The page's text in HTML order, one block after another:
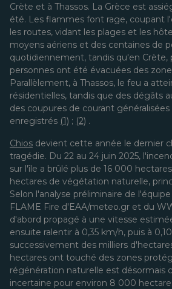
Crète et à Thassos. La Grèce est
été. Les flammes font rage, coupant
les routes, vidant les plages et les
moyens aériens et des centaines de
quotidiennement, tandis qu'en Crète,
personnes ont été évacuées des
Parallèlement, à Thassos, le feu a
résidentielles, tandis que des dégâts
des coupures de courant
enregistrés (1) ; (2) .
Chios devient cette année le dernier
tragédie. Du 22 au 24 juin 2025,
sur l'île a brûlé plus de 16 000
hectares de végétation naturelle,
Selon l'analyse préliminaire de
FLAME Fire d'EAA/meteo.gr et du
d'abord propagé à une vitesse
ensuite ralentir à 0,35 km/h, puis à
successivement des milliers
hectares ont touché des zones
régénération naturelle est désormais
incertaine pour environ 8 000